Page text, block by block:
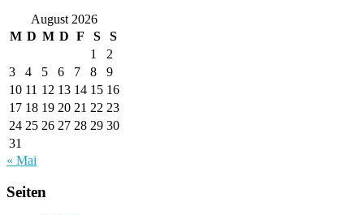
August 2026
M D M D F S
S
1
2
3
4 5 6 7 8
9
10 11 12 13 14 15 16
17 18 19 20 21 22 23
24 25 26 27 28 29 30
31
« Mai
Seiten